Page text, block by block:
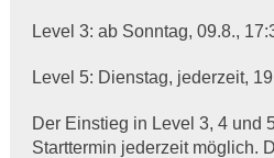
Level 3: ab Sonntag, 09.8.,
Level 5: Dienstag, jederzeit,
Der Einstieg in Level 3, 4 und
Starttermin jederzeit möglich.